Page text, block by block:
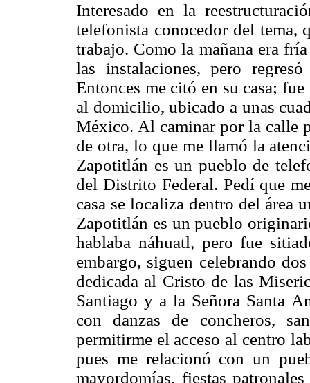
Interesado en la
telefonista conocedor del tema,
trabajo. Como la mañana era
las instalaciones, pero
Entonces me citó en su casa;
al domicilio, ubicado a unas
México. Al caminar por la calle
de otra, lo que me llamó la
Zapotitlán es un pueblo de
del Distrito Federal. Pedí que
casa se localiza dentro del área
Zapotitlán es un pueblo
hablaba náhuatl, pero fue
embargo, siguen celebrando
dedicada al Cristo de las
Santiago y a la Señora Santa
con danzas de concheros,
permitirme el acceso al centro
pues me relacionó con un
mayordomías, fiestas